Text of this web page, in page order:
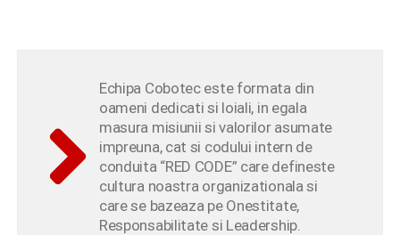
Echipa Cobotec este formata din
oameni dedicati si loiali, in egala
masura misiunii si valorilor asumate
impreuna, cat si codului intern de
conduita “RED CODE” care defineste
cultura noastra organizationala si
care se bazeaza pe Onestitate,
Responsabilitate si Leadership.